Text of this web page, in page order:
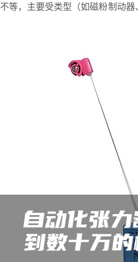
不等，主要受类型（如磁粉制动器